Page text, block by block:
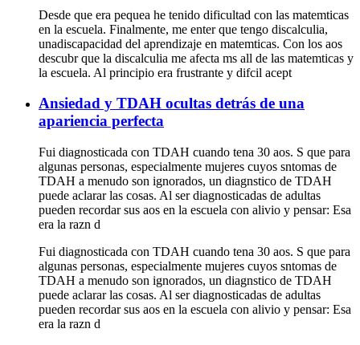
Desde que era pequea he tenido dificultad con las matemticas
en la escuela. Finalmente, me enter que tengo discalculia,
unadiscapacidad del aprendizaje en matemticas. Con los aos
descubr que la discalculia me afecta ms all de las matemticas y
la escuela. Al principio era frustrante y difcil acept
Ansiedad y TDAH ocultas detrás de una
apariencia perfecta
Fui diagnosticada con TDAH cuando tena 30 aos. S que para
algunas personas, especialmente mujeres cuyos sntomas de
TDAH a menudo son ignorados, un diagnstico de TDAH
puede aclarar las cosas. Al ser diagnosticadas de adultas
pueden recordar sus aos en la escuela con alivio y pensar: Esa
era la razn d
Fui diagnosticada con TDAH cuando tena 30 aos. S que para
algunas personas, especialmente mujeres cuyos sntomas de
TDAH a menudo son ignorados, un diagnstico de TDAH
puede aclarar las cosas. Al ser diagnosticadas de adultas
pueden recordar sus aos en la escuela con alivio y pensar: Esa
era la razn d